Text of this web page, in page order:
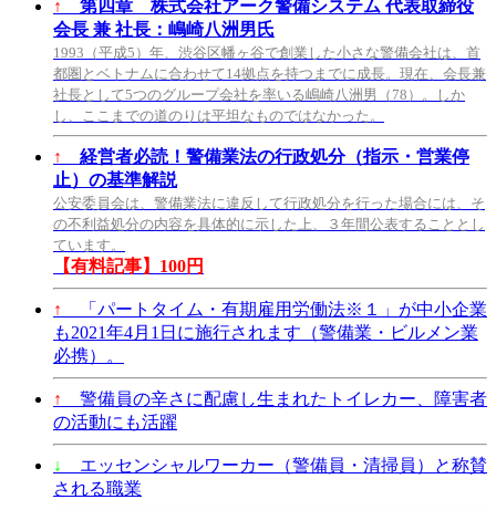
↑
第四章 株式会社アーク警備システム 代表取締役
会長 兼 社長：嶋崎八洲男氏
1993（平成5）年、渋谷区幡ヶ谷で創業した小さな警備会社は、首
都圏とベトナムに合わせて14拠点を持つまでに成長。現在、会長兼
社長として5つのグループ会社を率いる嶋崎八洲男（78）。しか
し、ここまでの道のりは平坦なものではなかった。
↑
経営者必読！警備業法の行政処分（指示・営業停
止）の基準解説
公安委員会は、警備業法に違反して行政処分を行った場合には、そ
の不利益処分の内容を具体的に示した上、３年間公表することとし
ています。
【有料記事】100円
↑
「パートタイム・有期雇用労働法※１」が中小企業
も2021年4月1日に施行されます（警備業・ビルメン業
必携）。
↑
警備員の辛さに配慮し生まれたトイレカー、障害者
の活動にも活躍
↓
エッセンシャルワーカー（警備員・清掃員）と称賛
される職業